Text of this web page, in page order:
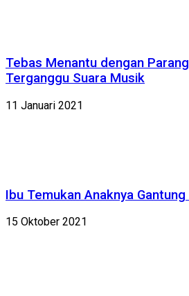
Tebas Menantu dengan
Terganggu Suara Musik
11 Januari 2021
Ibu Temukan Anaknya Gantung
15 Oktober 2021